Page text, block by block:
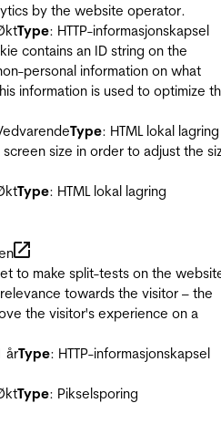
by the website operator.
Type: HTTP-informasjonskapsel
contains an ID string on the
personal information on what
information is used to optimize
Type: HTML lokal lagring
size in order to adjust the
Type: HTML lokal lagring
to make split-tests on the
towards the visitor – the
the visitor's experience on a
årType: HTTP-informasjonskapsel
Type: Pikselsporing